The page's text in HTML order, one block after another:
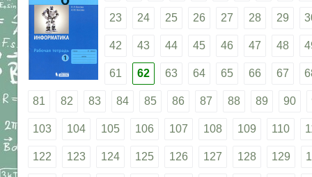
23 24 25 26 27 28 29
42 43 44 45 46 47 48
61 62 63 64 65 66 67
81 82 83 84 85 86 87 88 89 90
103 104 105 106 107 108 109 110
122 123 124 125 126 127 128 129